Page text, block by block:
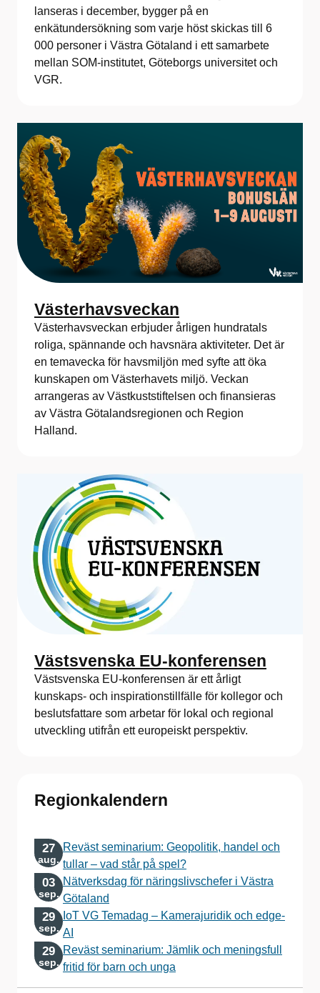
lanseras i december, bygger på en
enkätundersökning som varje höst skickas till 6
000 personer i Västra Götaland i ett samarbete
mellan SOM-institutet, Göteborgs universitet och
VGR.
Västerhavsveckan
Västerhavsveckan erbjuder årligen hundratals
roliga, spännande och havsnära aktiviteter. Det är
en temavecka för havsmiljön med syfte att öka
kunskapen om Västerhavets miljö. Veckan
arrangeras av Västkuststiftelsen och finansieras
av Västra Götalandsregionen och Region
Halland.
Västsvenska EU-konferensen
Västsvenska EU-konferensen är ett årligt
kunskaps- och inspirationstillfälle för kollegor och
beslutsfattare som arbetar för lokal och regional
utveckling utifrån ett europeiskt perspektiv.
Regionkalendern
27
aug.
Reväst seminarium: Geopolitik, handel och
tullar – vad står på spel?
03
sep.
Nätverksdag för näringslivschefer i Västra
Götaland
29
sep.
IoT VG Temadag – Kamerajuridik och edge-
AI
29
sep.
Reväst seminarium: Jämlik och meningsfull
fritid för barn och unga